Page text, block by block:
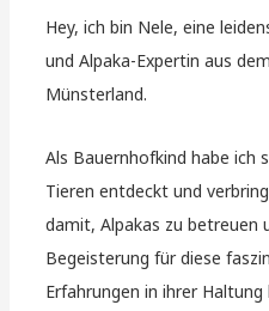
Hey, ich bin Nele, eine
und Alpaka-Expertin aus
Münsterland.
Als Bauernhofkind habe ich
Tieren entdeckt und
damit, Alpakas zu betreuen
Begeisterung für diese
Erfahrungen in ihrer